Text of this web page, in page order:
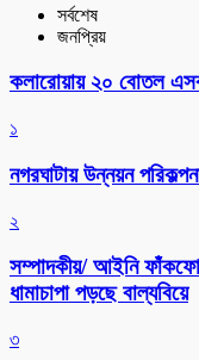
সর্বশেষ
জনপ্রিয়
কলারোয়ায় ২০ বোতল
১
নগরঘাটায় উন্নয়ন
২
সম্পাদকীয়/ আইনি
ধামাচাপা পড়ছে বাল্যবিয়ে
৩